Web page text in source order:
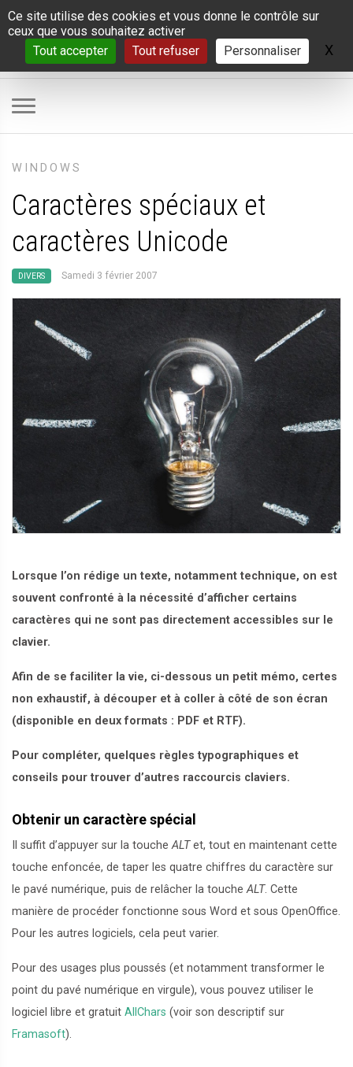
Panneau de gestion des cookies
Ce site utilise des cookies et vous donne le contrôle sur
ceux que vous souhaitez activer
Tout accepter
Tout refuser Personnaliser X
WINDOWS
Caractères spéciaux et
caractères Unicode
DIVERS Samedi 3 février 2007
Lorsque l’on rédige un texte, notamment technique, on est
souvent confronté à la nécessité d’afficher certains
caractères qui ne sont pas directement accessibles sur le
clavier.
Afin de se faciliter la vie, ci-dessous un petit mémo, certes
non exhaustif, à découper et à coller à côté de son écran
(disponible en deux formats : PDF et RTF).
Pour compléter, quelques règles typographiques et
conseils pour trouver d’autres raccourcis claviers.
Obtenir un caractère spécial
Il suffit d’appuyer sur la toucheALTet, tout en maintenant cette
touche enfoncée, de taper les quatre chiffres du caractère sur
le pavé numérique, puis de relâcher la toucheALT. Cette
manière de procéder fonctionne sous Word et sous OpenOffice.
Pour les autres logiciels, cela peut varier.
Pour des usages plus poussés (et notamment transformer le
point du pavé numérique en virgule), vous pouvez utiliser le
logiciel libre et gratuit AllChars (voir son descriptif sur
Framasoft).